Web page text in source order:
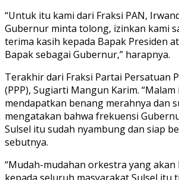
“Untuk itu kami dari Fraksi PAN,
Gubernur minta tolong, izinkan kami
terima kasih kepada Bapak Presiden
Bapak sebagai Gubernur,” harapnya.
Terakhir dari Fraksi Partai Persatuan
(PPP), Sugiarti Mangun Karim. “Malam
mendapatkan benang merahnya dan
mengatakan bahwa frekuensi
Sulsel itu sudah nyambung dan siap
sebutnya.
“Mudah-mudahan orkestra yang